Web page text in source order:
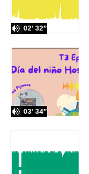
02′ 32″
03′ 34″